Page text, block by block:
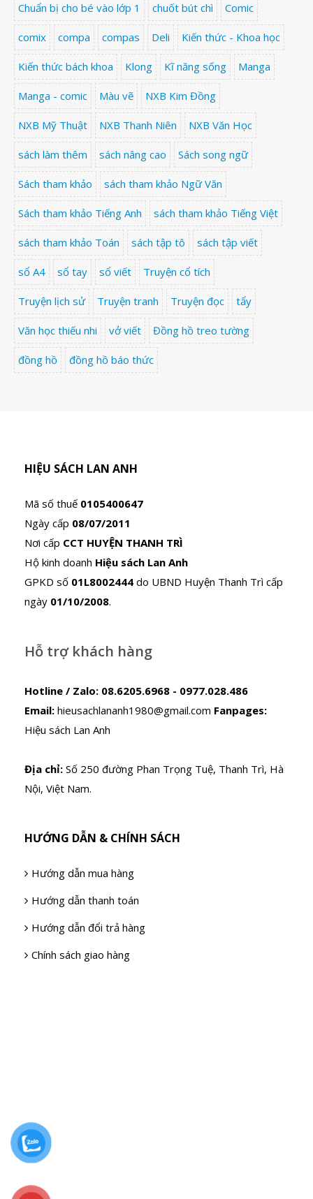
Chuẩn bị cho bé vào lớp 1 chuốt bút chì Comic
comix compa compas Deli Kiến thức - Khoa học
Kiến thức bách khoa Klong Kĩ năng sống Manga
Manga - comic Màu vẽ NXB Kim Đồng
NXB Mỹ Thuật NXB Thanh Niên NXB Văn Học
sách làm thêm sách nâng cao Sách song ngữ
Sách tham khảo sách tham khảo Ngữ Văn
Sách tham khảo Tiếng Anh sách tham khảo Tiếng Việt
sách tham khảo Toán sách tập tô sách tập viết
sổ A4 sổ tay sổ viết Truyện cổ tích
Truyện lịch sử Truyện tranh Truyện đọc tẩy
Văn học thiếu nhi vở viết Đồng hồ treo tường
đồng hồ đồng hồ báo thức
HIỆU SÁCH LAN ANH
Mã số thuế 0105400647
Ngày cấp 08/07/2011
Nơi cấp CCT HUYỆN THANH TRÌ
Hộ kinh doanh Hiệu sách Lan Anh
GPKD số 01L8002444 do UBND Huyện Thanh Trì cấp
ngày 01/10/2008.
Hỗ trợ khách hàng
Hotline / Zalo: 08.6205.6968 - 0977.028.486
Email: hieusachlananh1980@gmail.com Fanpages:
Hiệu sách Lan Anh
Địa chỉ: Số 250 đường Phan Trọng Tuệ, Thanh Trì, Hà
Nội, Việt Nam.
HƯỚNG DẪN & CHÍNH SÁCH
Hướng dẫn mua hàng
Hướng dẫn thanh toán
Hướng dẫn đổi trả hàng
Chính sách giao hàng